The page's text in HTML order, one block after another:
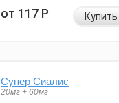
от 117Р Купить
Супер Сиалис
20мг + 60мг